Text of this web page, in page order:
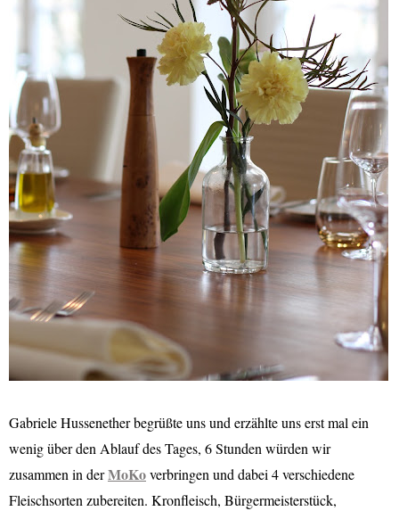
Gabriele Hussenether begrüßte uns und erzählte uns erst mal ein
wenig über den Ablauf des Tages, 6 Stunden würden wir
zusammen in derMoKoverbringen und dabei 4 verschiedene
Fleischsorten zubereiten. Kronfleisch, Bürgermeisterstück,